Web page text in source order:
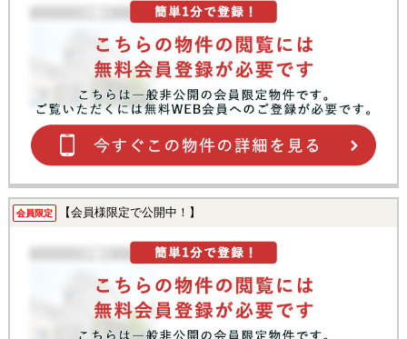
会員限定 【会員様限定で公開中！】